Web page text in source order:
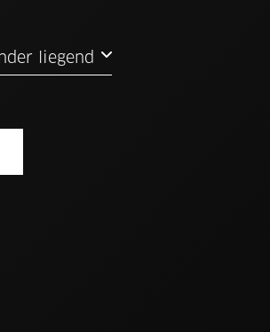
szczęk 500 mm - Zylinder liegend